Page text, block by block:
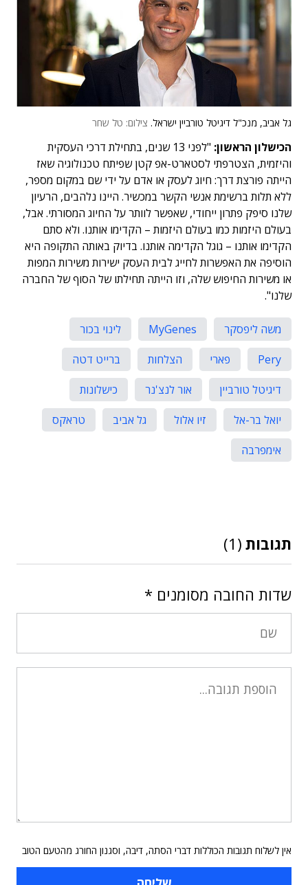
גל אביב, מנכ"ל דיגיטל טורביין ישראל. צילום: טל שחר
הכישלון הראשון:
"לפני 13 שנים, בתחילת דרכי העסקית
והיזמית, הצטרפתי לסטארט-אפ קטן שפיתח טכנולוגיה שאז
הייתה פורצת דרך: חיוג לעסק או אדם על ידי שם במקום מספר,
ללא תלות ברשימת אנשי הקשר במכשיר. היינו נלהבים, הרעיון
שלנו סיפק פתרון ייחודי, שאפשר לוותר על החיוג המסורתי. אבל,
בעולם היזמות כמו בעולם היזמות – הקדימו אותנו. ולא סתם
הקדימו אותנו – גוגל הקדימה אותנו. בדיוק באותה התקופה היא
הוסיפה את האפשרות לחייג לבית העסק ישירות משירות המפות
או משירות החיפוש שלה, וזו הייתה תחילתו של הסוף של החברה
שלנו".
משה ליפסקר MyGenes
לינוי בכור
Pery
פארי הצלחות
ברייט דטה
דיגיטל טורביין
אור לנצ'נר
כישלונות
יואל בר-אל
זיו אלול גל אביב
טראקס
אימפרבה
תגובות (1)
שדות החובה מסומנים *
אין לשלוח תגובות הכוללות דברי הסתה, דיבה, וסגנון החורג מהטעם הטוב